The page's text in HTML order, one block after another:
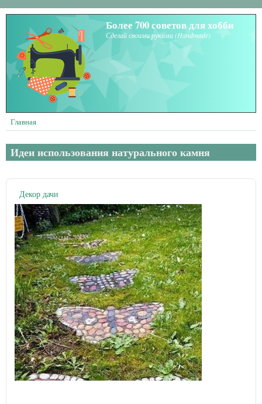
Перейти к основному содержанию
Более 700 советов для хобби
Сделай своими руками (Handmade)
Главная
Идеи использования натурального камня
Декор дачи